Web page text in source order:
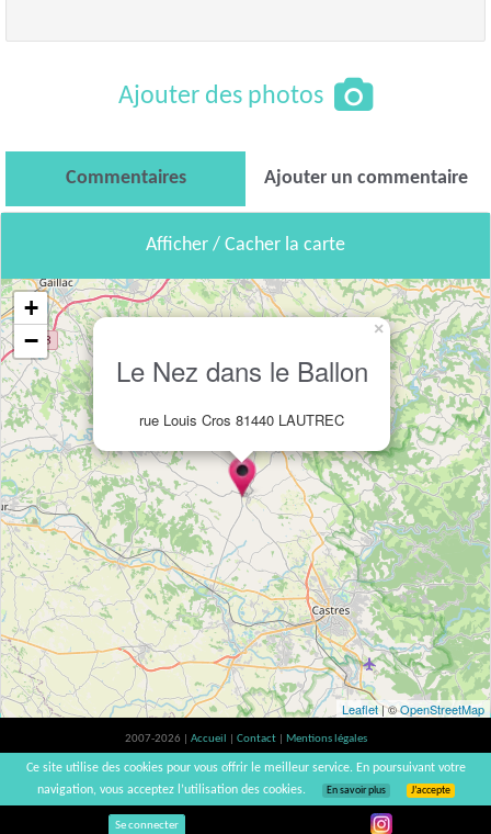
Ajouter des photos
Commentaires Ajouter un commentaire
Afficher / Cacher la carte
Le Nez dans le Ballon
rue Louis Cros 81440 LAUTREC
×
+
−
Leaflet| ©OpenStreetMap
2007-2026 | Accueil Contact
Mentions légales
L'abus d'alcool est dangereux pour la santé, à consommer avec modération. |
vinsnaturels | v3.12
Se connecter
Ce site utilise des cookies pour vous offrir le meilleur service. En poursuivant votre
navigation, vous acceptez l’utilisation des cookies.
En savoir plus J’accepte